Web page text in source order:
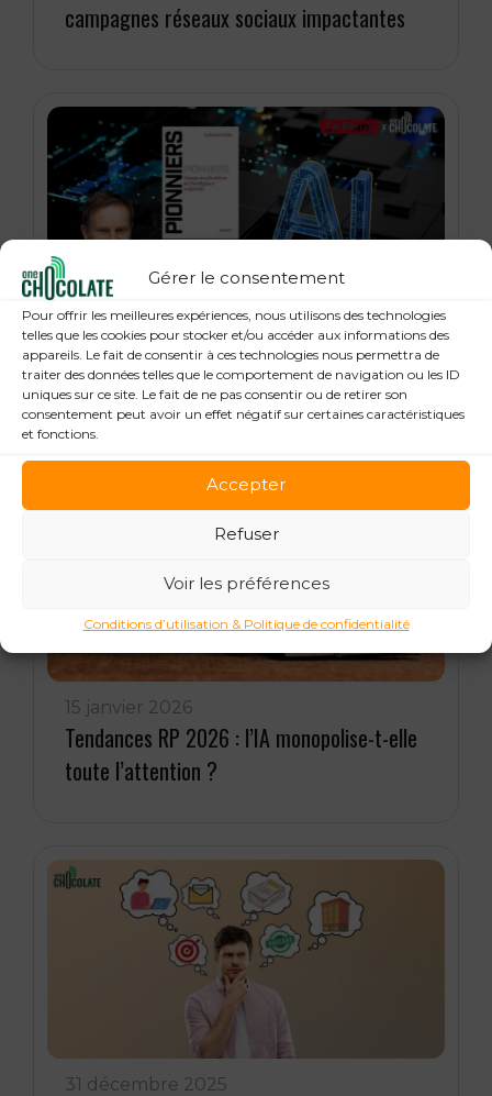
Gérer le consentement
Pour offrir les meilleures expériences, nous utilisons des technologies
telles que les cookies pour stocker et/ou accéder aux informations des
appareils. Le fait de consentir à ces technologies nous permettra de
traiter des données telles que le comportement de navigation ou les ID
uniques sur ce site. Le fait de ne pas consentir ou de retirer son
consentement peut avoir un effet négatif sur certaines caractéristiques
et fonctions.
Accepter
Refuser
Voir les préférences
Conditions d’utilisation & Politique de confidentialité
campagnes réseaux sociaux impactantes
21 janvier 2026
« Pionniers », anatomie des leaders de la
Tech : Guillaume Grallet, Le Point
15 janvier 2026
Tendances RP 2026 : l’IA monopolise-t-elle
toute l’attention ?
31 décembre 2025